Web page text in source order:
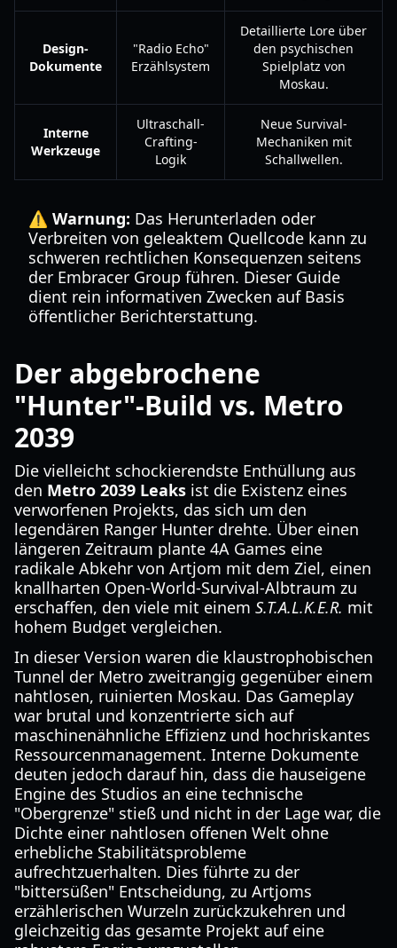
Design-
Dokumente
"Radio Echo"
Erzählsystem
Detaillierte Lore über
den psychischen
Spielplatz von
Moskau.
Interne
Werkzeuge
Ultraschall-
Crafting-
Logik
Neue Survival-
Mechaniken mit
Schallwellen.
⚠️ Warnung: Das Herunterladen oder
Verbreiten von geleaktem Quellcode kann zu
schweren rechtlichen Konsequenzen seitens
der Embracer Group führen. Dieser Guide
dient rein informativen Zwecken auf Basis
öffentlicher Berichterstattung.
Der abgebrochene
"Hunter"-Build vs. Metro
2039
Die vielleicht schockierendste Enthüllung aus
den Metro 2039 Leaks ist die Existenz eines
verworfenen Projekts, das sich um den
legendären Ranger Hunter drehte. Über einen
längeren Zeitraum plante 4A Games eine
radikale Abkehr von Artjom mit dem Ziel, einen
knallharten Open-World-Survival-Albtraum zu
erschaffen, den viele mit einem S.T.A.L.K.E.R. mit
hohem Budget vergleichen.
In dieser Version waren die klaustrophobischen
Tunnel der Metro zweitrangig gegenüber einem
nahtlosen, ruinierten Moskau. Das Gameplay
war brutal und konzentrierte sich auf
maschinenähnliche Effizienz und hochriskantes
Ressourcenmanagement. Interne Dokumente
deuten jedoch darauf hin, dass die hauseigene
Engine des Studios an eine technische
"Obergrenze" stieß und nicht in der Lage war, die
Dichte einer nahtlosen offenen Welt ohne
erhebliche Stabilitätsprobleme
aufrechtzuerhalten. Dies führte zu der
"bittersüßen" Entscheidung, zu Artjoms
erzählerischen Wurzeln zurückzukehren und
gleichzeitig das gesamte Projekt auf eine